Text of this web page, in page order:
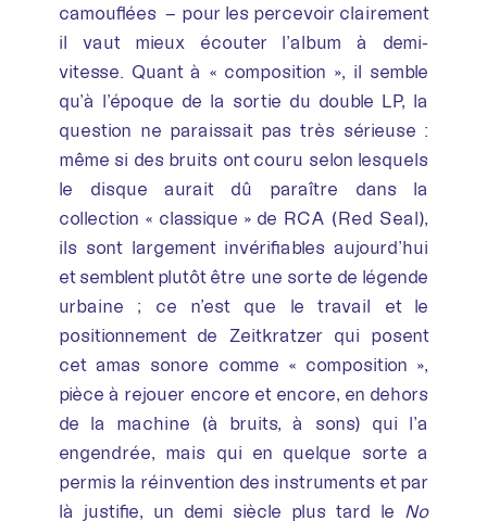
camouflées – pour les percevoir clairement
il vaut mieux écouter l’album à demi-
vitesse. Quant à « composition », il semble
qu’à l’époque de la sortie du double LP, la
question ne paraissait pas très sérieuse :
même si des bruits ont couru selon lesquels
le disque aurait dû paraître dans la
collection « classique » de RCA (Red Seal),
ils sont largement invérifiables aujourd’hui
et semblent plutôt être une sorte de légende
urbaine ; ce n’est que le travail et le
positionnement de Zeitkratzer qui posent
cet amas sonore comme « composition »,
pièce à rejouer encore et encore, en dehors
de la machine (à bruits, à sons) qui l’a
engendrée, mais qui en quelque sorte a
permis la réinvention des instruments et par
là justifie, un demi siècle plus tard le No